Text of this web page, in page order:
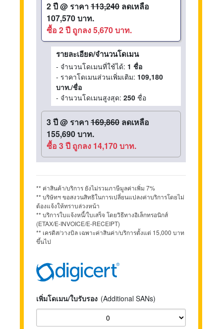
2 ปี@ ราคา113,240 ลดเหลือ
107,570 บาท.
ซื้อ 2 ปี ถูกลง 5,670 บาท.
รายละเอียด/จำนวนโดเมน
- จำนวนโดเมนที่ใช้ได้: 1 ชื่อ
- ราคาโดเมนส่วนเพิ่มเติม: 109,180
บาท./ชื่อ
- จำนวนโดเมนสูงสุด: 250 ชื่อ
3 ปี@ ราคา169,860 ลดเหลือ
155,690 บาท.
ซื้อ 3 ปี ถูกลง 14,170 บาท.
** ค่าสินค้า/บริการ ยังไม่รวมภาษีมูลค่าเพิ่ม 7%
** บริษัทฯ ขอสงวนสิทธิในการเปลี่ยนแปลงค่าบริการโดยไม่
ต้องแจ้งให้ทราบล่วงหน้า
** บริการใบแจ้งหนี้/ใบเสร็จ โดยวิธีทางอิเล็กทรอนิกส์
(ETAX/E-INVOICE/E-RECEIPT)
** เครดิส/วางบิล เฉพาะค่าสินค่า/บริการตั้งแต่ 15,000 บาท
ขึ้นไป
เพิ่มโดเมน/ใบรับรอง (Additional SANs)